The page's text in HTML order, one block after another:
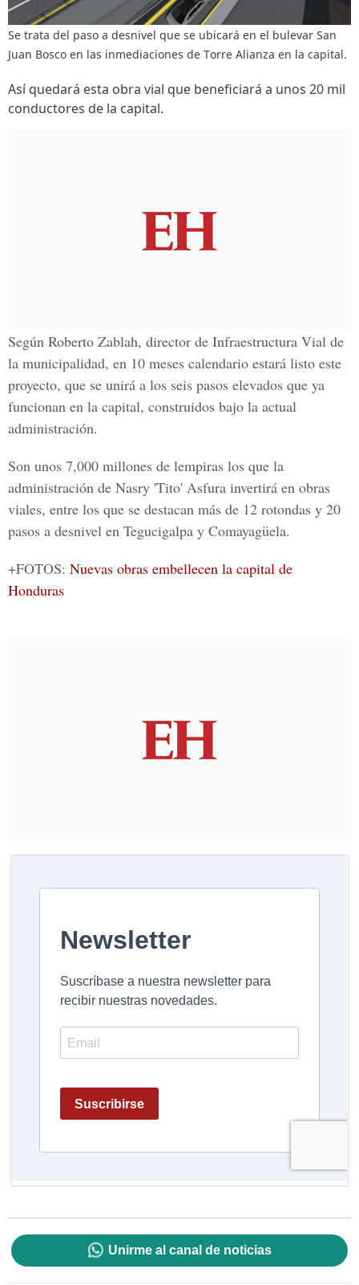
Se trata del paso a desnivel que se ubicará en el bulevar San
Juan Bosco en las inmediaciones de Torre Alianza en la capital.
Así quedará esta obra vial que beneficiará a unos 20 mil
conductores de la capital.
Según Roberto Zablah, director de Infraestructura Vial de
la municipalidad, en 10 meses calendario estará listo este
proyecto, que se unirá a los seis pasos elevados que ya
funcionan en la capital, construidos bajo la actual
administración.
Son unos 7,000 millones de lempiras los que la
administración de Nasry 'Tito' Asfura invertirá en obras
viales, entre los que se destacan más de 12 rotondas y 20
pasos a desnivel en Tegucigalpa y Comayagüela.
+FOTOS: Nuevas obras embellecen la capital de
Honduras
Unirme al canal de noticias